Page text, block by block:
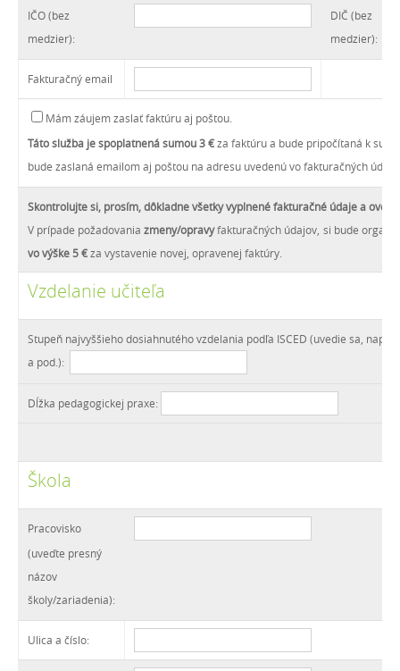
IČO (bez
medzier):
DIČ (bez
medzier):
Fakturačný email
Mám záujem zaslať faktúru aj poštou.
Táto služba je spoplatnená sumou 3 €za faktúru a bude pripočítaná k
bude zaslaná emailom aj poštou na adresu uvedenú vo fakturačných
Skontrolujte si, prosím, dôkladnevšetky vyplnené fakturačné údaje a
V prípade požadovaniazmeny/opravyfakturačných údajov, si bude
vo výške 5 €za vystavenie novej, opravenej faktúry.
Vzdelanie učiteľa
Stupeň najvyššieho dosiahnutého vzdelania podľa ISCED (uvedie sa, napr.
a pod.):
Dĺžka pedagogickej praxe:
Škola
Pracovisko
(uveďte presný
názov
školy/zariadenia):
Ulica a číslo: